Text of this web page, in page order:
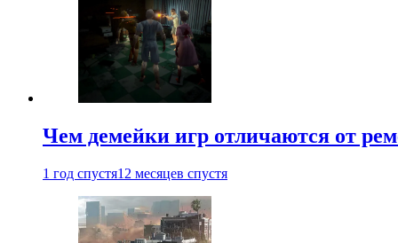
Чем демейки игр отличаются от
1 год спустя12 месяцев спустя